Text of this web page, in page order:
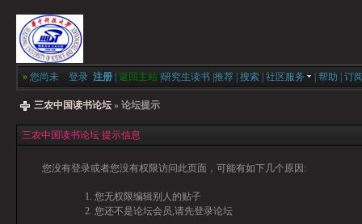
» 您尚未 登录 注册 返回主站 研究生读书 推荐 搜索 社区服务 帮助 订
三农中国读书论坛 » 论坛提示
三农中国读书论坛 提示信息
您没有登录或者您没有权限访问此页面，可能有如下几个原因:
您无权限编辑别人的贴子
您还不是论坛会员,请先登录论坛